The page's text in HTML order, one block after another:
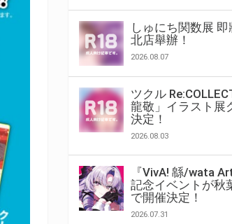
しゅにち関数展
北店舉辦！
2026.08.07
ツクル
龍敬」イラスト展
決定！
2026.08.03
『VivA! 緜/wata
記念イベントが秋
で開催決定！
2026.07.31